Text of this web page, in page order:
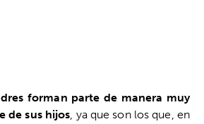
forman parte de manera muy
de sus hijos, ya que son los que, en